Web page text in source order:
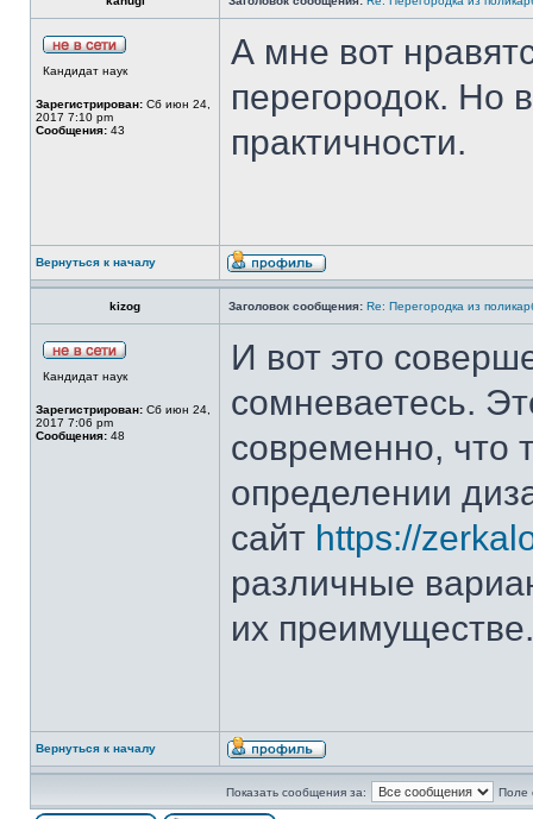
Кандидат наук
Зарегистрирован: Сб июн 24,
2017 7:10 pm
Сообщения: 43
А мне вот
перегородок. Но
практичности.
Вернуться к началу
kizog Заголовок сообщения: Re: Перегородка из
Кандидат наук
Зарегистрирован: Сб июн 24,
2017 7:06 pm
Сообщения: 48
И вот это
сомневаетесь.
современно, что
определении
сайт https://
различные
их преимуществе.
Вернуться к началу
Показать сообщения за: Поле